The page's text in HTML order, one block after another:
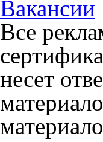
Вакансии
Все
несет